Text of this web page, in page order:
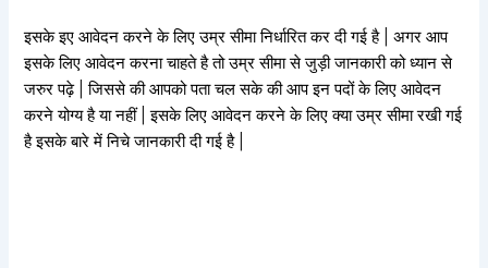
इसके इए आवेदन करने के लिए उम्र सीमा निर्धारित कर दी गई है | अगर आप
इसके लिए आवेदन करना चाहते है तो उम्र सीमा से जुड़ी जानकारी को ध्यान से
जरुर पढ़े | जिससे की आपको पता चल सके की आप इन पदों के लिए आवेदन
करने योग्य है या नहीं | इसके लिए आवेदन करने के लिए क्या उम्र सीमा रखी गई
है इसके बारे में निचे जानकारी दी गई है |